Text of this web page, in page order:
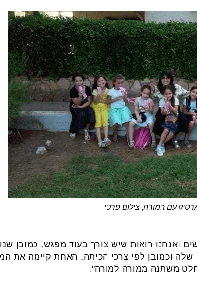
עם המורה, צילום פרטי
ואנחנו רואות שיש צורך בעוד מפגש, כמובן
וכמובן לפי צרכי הכיתה. האחת קיימה את
משתנה ממורה למורה".